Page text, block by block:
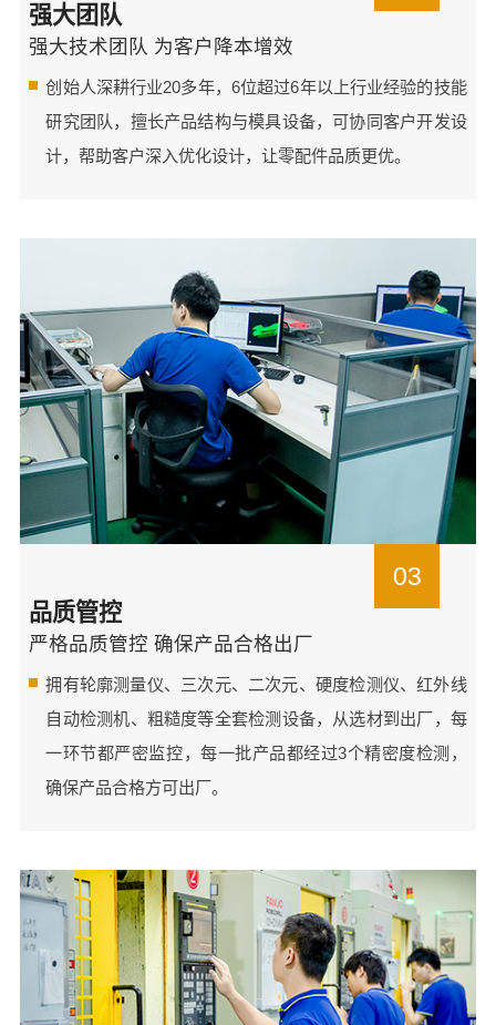
强大团队
强大技术团队 为客户降本增效
创始人深耕行业20多年，6位超过6年以上行业经验的技能
研究团队，擅长产品结构与模具设备，可协同客户开发设
计，帮助客户深入优化设计，让零配件品质更优。
03
品质管控
严格品质管控 确保产品合格出厂
拥有轮廓测量仪、三次元、二次元、硬度检测仪、红外线
自动检测机、粗糙度等全套检测设备，从选材到出厂，每
一环节都严密监控，每一批产品都经过3个精密度检测，
确保产品合格方可出厂。